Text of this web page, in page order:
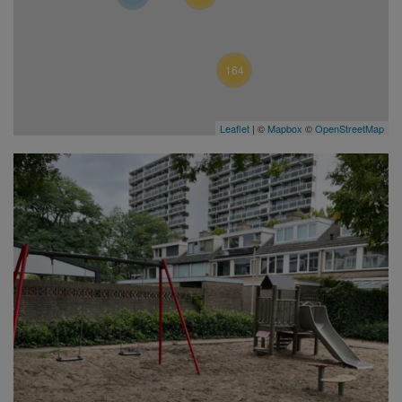
164
Leaflet | © Mapbox ©OpenStreetMap